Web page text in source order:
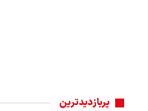
پربازدیدترین